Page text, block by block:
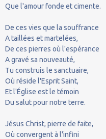
Que l'amour fonde et cimente.
De ces vies que la souffrance
A taillées et martelées,
De ces pierres où l'espérance
A gravé sa nouveauté,
Tu construis le sanctuaire,
Où réside l'Esprit Saint,
Et l'Église est le témoin
Du salut pour notre terre.
Jésus Christ, pierre de faite,
Où convergent à l'infini